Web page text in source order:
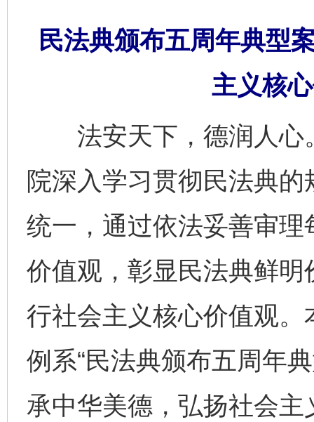
民法典颁布五周年典型
主义核
法安天下，德润人心
院深入学习贯彻民法典
统一，通过依法妥善审
价值观，彰显民法典鲜
行社会主义核心价值观
例系“民法典颁布五周年
承中华美德，弘扬社会主